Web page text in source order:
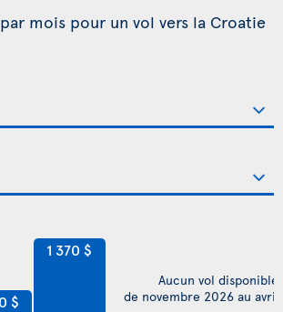
mois pour un vol vers la Croatie
$
1 370 $
Aucun vol disponible
de novembre 2026 au avril